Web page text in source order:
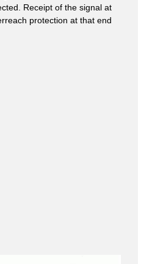
Receipt of the signal at
protection at that end